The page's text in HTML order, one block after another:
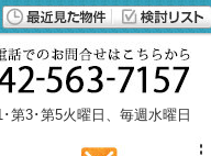
第3･第5火曜日、毎週水曜日